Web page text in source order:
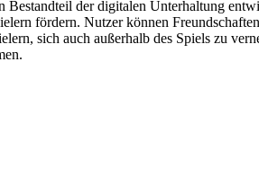
Bestandteil der digitalen Unterhaltung
fördern. Nutzer können
sich auch außerhalb des Spiels zu